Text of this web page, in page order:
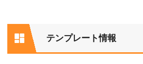
テンプレート情報